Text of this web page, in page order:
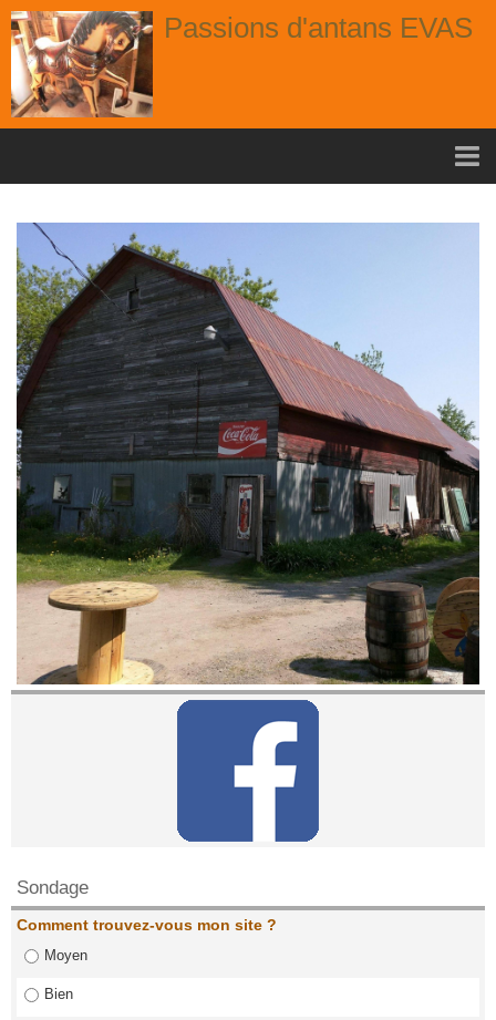
Passions d'antans EVAS
nouvelle arrivage aout
Album
Portes
Fenêtres
Chaises
Contact
Contactez nous!
Sondage
Comment trouvez-vous mon site ?
Moyen
Bien